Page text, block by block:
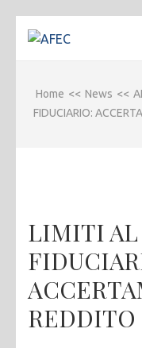
invio)
Home << News <<
FIDUCIARIO:
LIMITI AL